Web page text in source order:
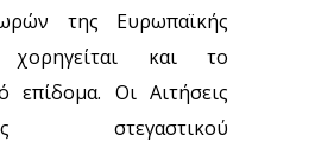
της Ευρωπαϊκής
χορηγείται και το
επίδομα. Οι Αιτήσεις
στεγαστικού